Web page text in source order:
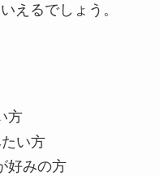
えるでしょう。
方
い方
好みの方